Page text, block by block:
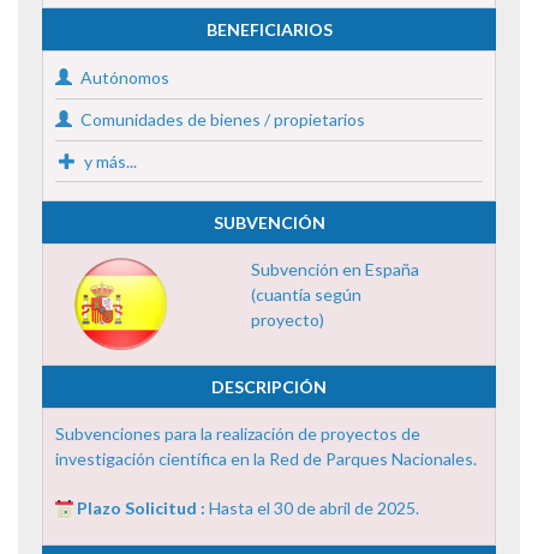
BENEFICIARIOS
Autónomos
Comunidades de bienes / propietarios
y más...
SUBVENCIÓN
Subvención en España
(cuantía según
proyecto)
DESCRIPCIÓN
Subvenciones para la realización de proyectos de
investigación científica en la Red de Parques Nacionales.
Plazo Solicitud : Hasta el 30 de abril de 2025.